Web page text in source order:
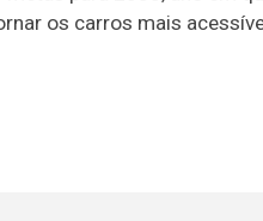
os carros mais